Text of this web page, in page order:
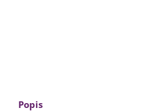
Popis